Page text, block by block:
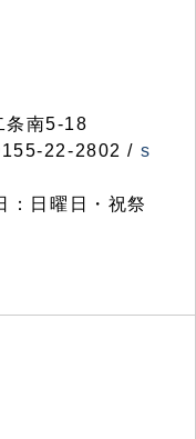
南5-18
22-2802 / s
日曜日・祝祭